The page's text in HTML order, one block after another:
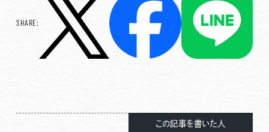
SHARE:
この記事を書いた人